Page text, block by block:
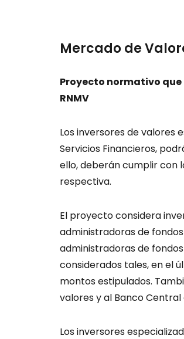
Mercado de
Proyecto normativo
RNMV
Los inversores de valores
Servicios Financieros,
ello, deberán cumplir con
respectiva.
El proyecto considera
administradoras de
administradoras de
considerados tales, en el
montos estipulados.
valores y al Banco Central
Los inversores